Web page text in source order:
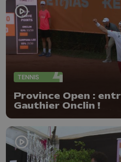
TENNIS
Province Open :
Gauthier Onclin !